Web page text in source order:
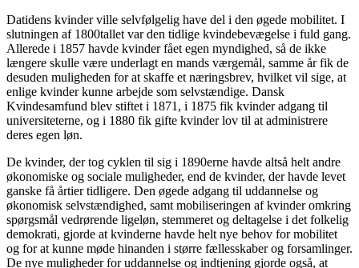
Datidens kvinder ville selvfølgelig have del i den øgede mobilitet. I
slutningen af 1800tallet var den tidlige kvindebevægelse i fuld gang.
Allerede i 1857 havde kvinder fået egen myndighed, så de ikke
længere skulle være underlagt en mands værgemål, samme år fik de
desuden muligheden for at skaffe et næringsbrev, hvilket vil sige, at
enlige kvinder kunne arbejde som selvstændige. Dansk
Kvindesamfund blev stiftet i 1871, i 1875 fik kvinder adgang til
universiteterne, og i 1880 fik gifte kvinder lov til at administrere
deres egen løn.
De kvinder, der tog cyklen til sig i 1890erne havde altså helt andre
økonomiske og sociale muligheder, end de kvinder, der havde levet
ganske få årtier tidligere. Den øgede adgang til uddannelse og
økonomisk selvstændighed, samt mobiliseringen af kvinder omkring
spørgsmål vedrørende ligeløn, stemmeret og deltagelse i det folkelig
demokrati, gjorde at kvinderne havde helt nye behov for mobilitet
og for at kunne møde hinanden i større fællesskaber og forsamlinger.
De nye muligheder for uddannelse og indtjening gjorde også, at